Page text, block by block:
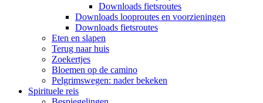
Downloads fietsroutes
Downloads looproutes en voorzieningen
Downloads fietsroutes
Eten en slapen
Terug naar huis
Zoekertjes
Bloemen op de camino
Pelgrimswegen: nader bekeken
Spirituele reis